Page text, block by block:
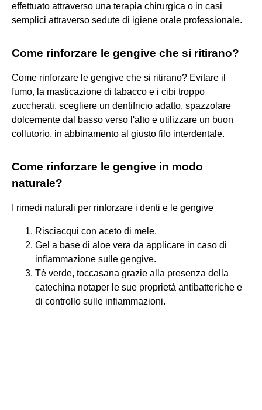
effettuato attraverso una terapia chirurgica o in casi
semplici attraverso sedute di igiene orale professionale.
Come rinforzare le gengive che si ritirano?
Come rinforzare le gengive che si ritirano? Evitare il
fumo, la masticazione di tabacco e i cibi troppo
zuccherati, scegliere un dentifricio adatto, spazzolare
dolcemente dal basso verso l'alto e utilizzare un buon
collutorio, in abbinamento al giusto filo interdentale.
Come rinforzare le gengive in modo
naturale?
I rimedi naturali per rinforzare i denti e le gengive
Risciacqui con aceto di mele.
Gel a base di aloe vera da applicare in caso di
infiammazione sulle gengive.
Tè verde, toccasana grazie alla presenza della
catechina notaper le sue proprietà antibatteriche e
di controllo sulle infiammazioni.